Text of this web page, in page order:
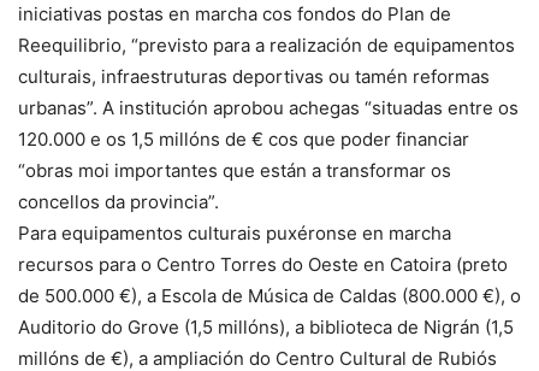
iniciativas postas en marcha cos fondos do Plan de
Reequilibrio, “previsto para a realización de equipamentos
culturais, infraestruturas deportivas ou tamén reformas
urbanas”. A institución aprobou achegas “situadas entre os
120.000 e os 1,5 millóns de € cos que poder financiar
“obras moi importantes que están a transformar os
concellos da provincia”.
Para equipamentos culturais puxéronse en marcha
recursos para o Centro Torres do Oeste en Catoira (preto
de 500.000 €), a Escola de Música de Caldas (800.000 €), o
Auditorio do Grove (1,5 millóns), a biblioteca de Nigrán (1,5
millóns de €), a ampliación do Centro Cultural de Rubiós